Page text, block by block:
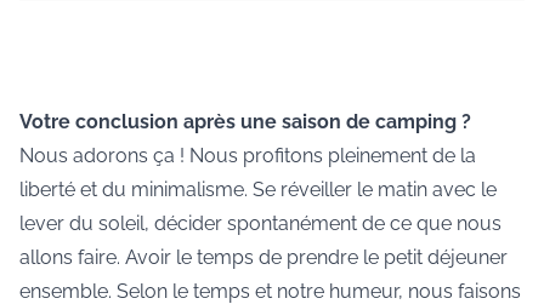
Votre conclusion après une saison de camping ?
Nous adorons ça ! Nous profitons pleinement de la
liberté et du minimalisme. Se réveiller le matin avec le
lever du soleil, décider spontanément de ce que nous
allons faire. Avoir le temps de prendre le petit déjeuner
ensemble. Selon le temps et notre humeur, nous faisons